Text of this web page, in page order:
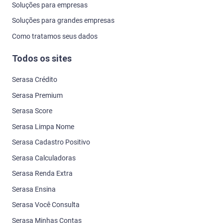
Soluções para empresas
Soluções para grandes empresas
Como tratamos seus dados
Todos os sites
Serasa Crédito
Serasa Premium
Serasa Score
Serasa Limpa Nome
Serasa Cadastro Positivo
Serasa Calculadoras
Serasa Renda Extra
Serasa Ensina
Serasa Você Consulta
Serasa Minhas Contas